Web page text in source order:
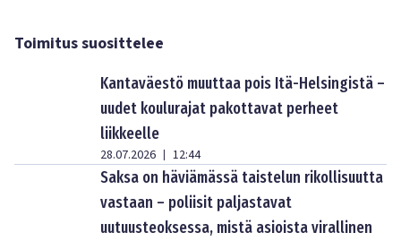
Toimitus suosittelee
Kantaväestö muuttaa pois Itä-Helsingistä –
uudet koulurajat pakottavat perheet
liikkeelle
28.07.2026 | 12:44
Saksa on häviämässä taistelun rikollisuutta
vastaan – poliisit paljastavat
uutuusteoksessa, mistä asioista virallinen